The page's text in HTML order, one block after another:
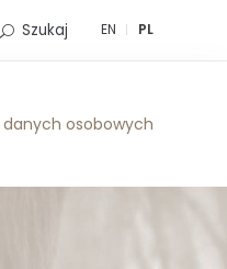
EN PL
Szukaj
osobowych